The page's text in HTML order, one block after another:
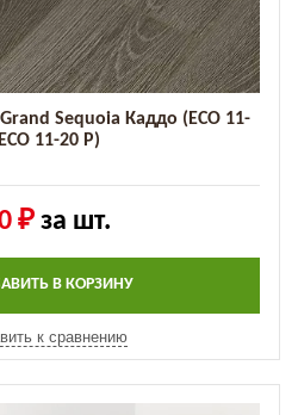
Sequoia Каддо (ECO 11-
11-20 P)
₽за шт.
В КОРЗИНУ
к сравнению